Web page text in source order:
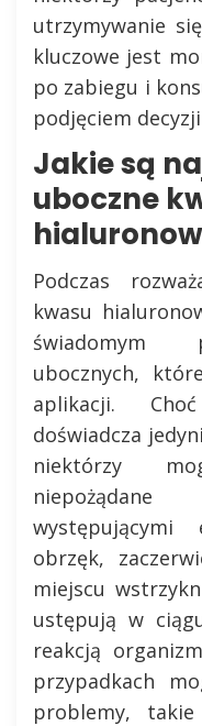
utrzymywanie
kluczowe jest
po zabiegu i
podjęciem
Jakie są
uboczne
Podczas
kwasu
świadomym
ubocznych,
aplikacji.
doświadcza
niektórzy
obrzęk,
miejscu
ustępują w
reakcją
przypadkach
problemy,